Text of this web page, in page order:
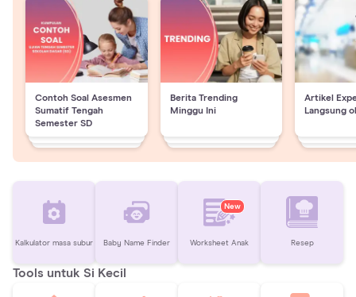
Contoh Soal Asesmen
Sumatif Tengah
Semester SD
Berita Trending
Minggu Ini
Artikel
Langsung
Kalkulator masa subur Baby Name Finder
New
Worksheet Anak Resep
Tools untuk Si Kecil